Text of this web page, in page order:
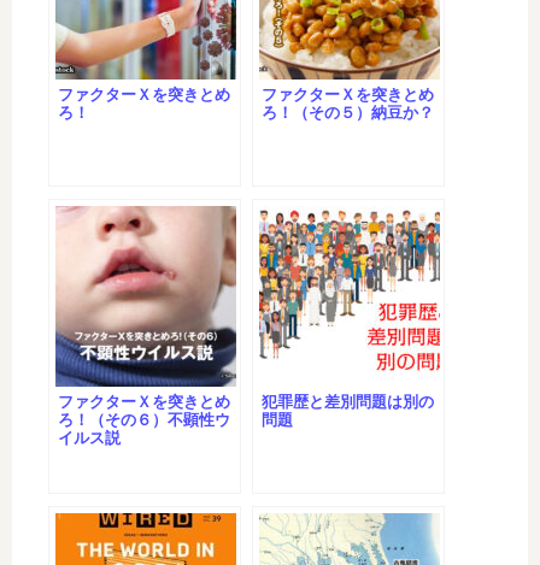
ファクターＸを突きとめ
ろ！
ファクターＸを突きとめ
ろ！（その５）納豆か？
ファクターＸを突きとめ
ろ！（その６）不顕性ウ
イルス説
犯罪歴と差別問題は別の
問題